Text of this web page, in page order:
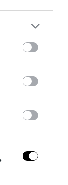
more Google
may click to
party tags to
below Google
στην